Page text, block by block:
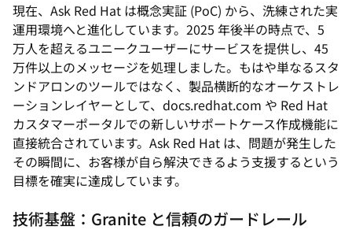
現在、Ask Red Hat は概念実証 (PoC) から、洗練された実
運用環境へと進化しています。2025 年後半の時点で、5
万人を超えるユニークユーザーにサービスを提供し、45
万件以上のメッセージを処理しました。もはや単なるスタ
ンドアロンのツールではなく、製品横断的なオーケストレ
ーションレイヤーとして、docs.redhat.com や Red Hat
カスタマーポータルでの新しいサポートケース作成機能に
直接統合されています。Ask Red Hat は、問題が発生した
その瞬間に、お客様が自ら解決できるよう支援するという
目標を確実に達成しています。
技術基盤：Granite と信頼のガードレール